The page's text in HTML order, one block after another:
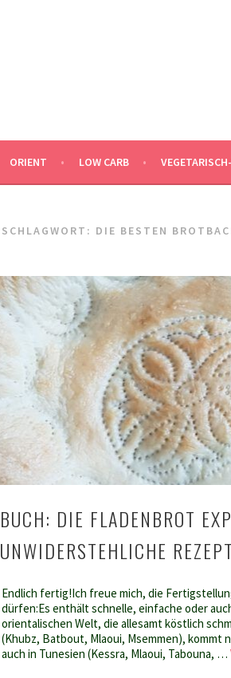
ORIENT LOW CARB
SCHLAGWORT: DIE BESTEN
BUCH: DIE FLADENBROT
UNWIDERSTEHLICHE
Endlich fertig!Ich freue mich, die
dürfen:Es enthält schnelle, einfache oder
orientalischen Welt, die allesamt köstlich
(Khubz, Batbout, Mlaoui, Msemmen), kommt
auch in Tunesien (Kessra, Mlaoui, Tabouna, …